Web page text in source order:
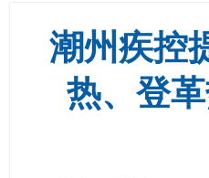
潮州疾控
热、登